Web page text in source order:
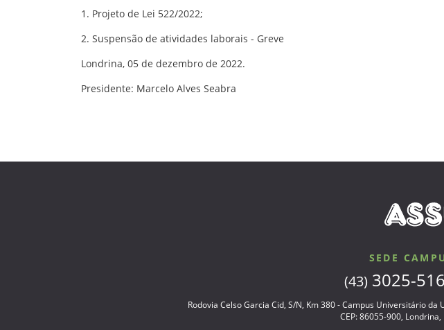
1. Projeto de Lei 522/2022;
2. Suspensão de atividades laborais - Greve
Londrina, 05 de dezembro de 2022.
Presidente: Marcelo Alves Seabra
SEDE
(43) 3025-
Rodovia Celso Garcia Cid, S/N, Km 380 - Campus Universitário da
CEP: 86055-900, Londrina,